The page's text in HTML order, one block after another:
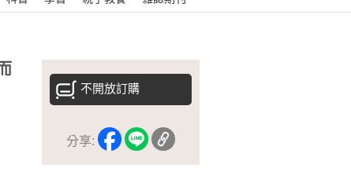
不開放訂購
分享: